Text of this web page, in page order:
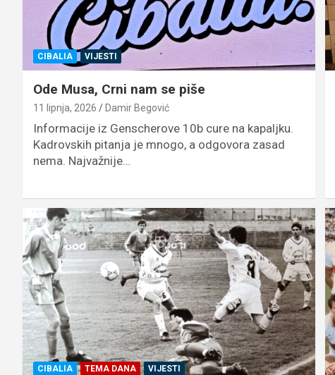
CIBALIA VIJESTI
Ode Musa, Crni nam se piše
11 lipnja, 2026 Damir Begović
Informacije iz Genscherove 10b cure na kapaljku.
Kadrovskih pitanja je mnogo, a odgovora zasad
nema. Najvažnije…
CIBALIA TEMA DANA VIJESTI